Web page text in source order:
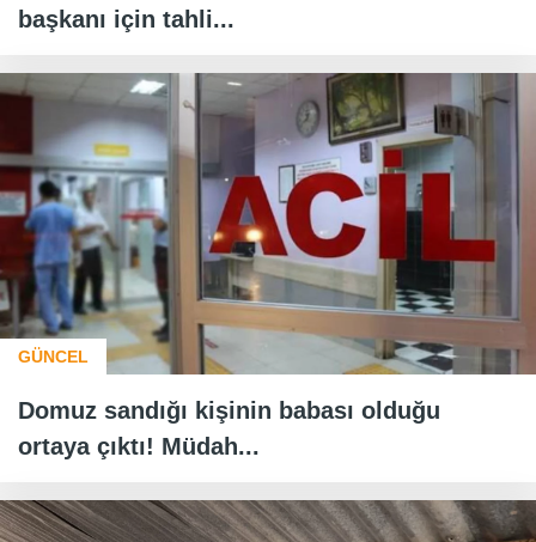
başkanı için tahli...
GÜNCEL
Domuz sandığı kişinin babası olduğu
ortaya çıktı! Müdah...